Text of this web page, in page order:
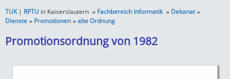
TUK| RPTU in Kaiserslautern Fachbereich Informatik
Dekanat
Dienste
Promotionen alte Ordnung
Promotionsordnung von 1982